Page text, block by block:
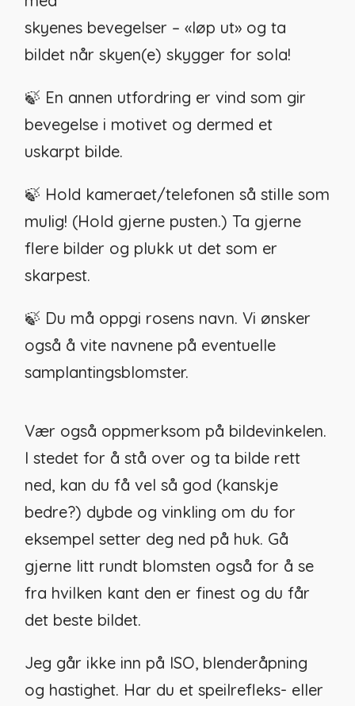
skyenes bevegelser – «løp ut» og ta
bildet når skyen(e) skygger for sola!
🍃 En annen utfordring er vind som gir
bevegelse i motivet og dermed et
uskarpt bilde.
🍃 Hold kameraet/telefonen så stille som
mulig! (Hold gjerne pusten.) Ta gjerne
flere bilder og plukk ut det som er
skarpest.
🍃 Du må oppgi rosens navn. Vi ønsker
også å vite navnene på eventuelle
samplantingsblomster.
Vær også oppmerksom på bildevinkelen.
I stedet for å stå over og ta bilde rett
ned, kan du få vel så god (kanskje
bedre?) dybde og vinkling om du for
eksempel setter deg ned på huk. Gå
gjerne litt rundt blomsten også for å se
fra hvilken kant den er finest og du får
det beste bildet.
Jeg går ikke inn på ISO, blenderåpning
og hastighet. Har du et speilrefleks- eller